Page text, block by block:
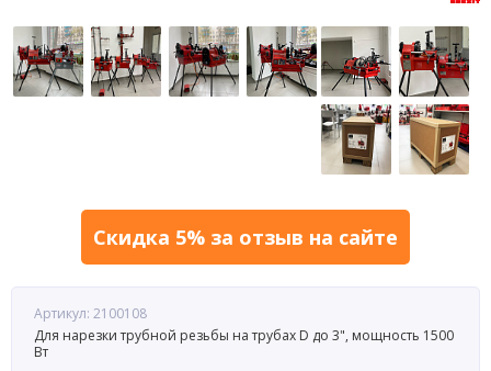
Скидка 5% за отзыв на сайте
Артикул: 2100108
Для нарезки трубной резьбы на трубах D до 3", мощность 1500
Вт